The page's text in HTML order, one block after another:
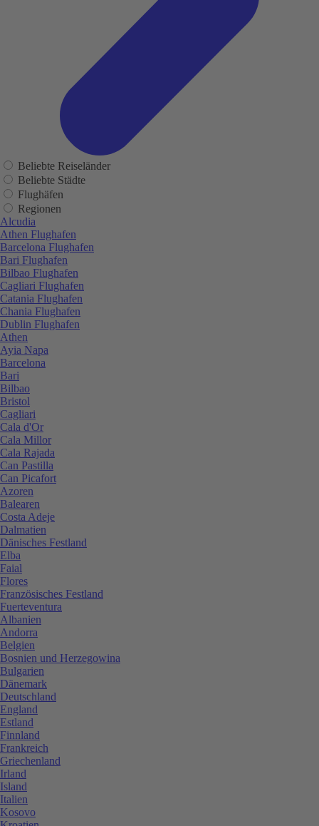
Beliebte Reiseländer
Beliebte Städte
Flughäfen
Regionen
Alcudia
Athen Flughafen
Barcelona Flughafen
Bari Flughafen
Bilbao Flughafen
Cagliari Flughafen
Catania Flughafen
Chania Flughafen
Dublin Flughafen
Athen
Ayia Napa
Barcelona
Bari
Bilbao
Bristol
Cagliari
Cala d'Or
Cala Millor
Cala Rajada
Can Pastilla
Can Picafort
Azoren
Balearen
Costa Adeje
Dalmatien
Dänisches Festland
Elba
Faial
Flores
Französisches Festland
Fuerteventura
Albanien
Andorra
Belgien
Bosnien und Herzegowina
Bulgarien
Dänemark
Deutschland
England
Estland
Finnland
Frankreich
Griechenland
Irland
Island
Italien
Kosovo